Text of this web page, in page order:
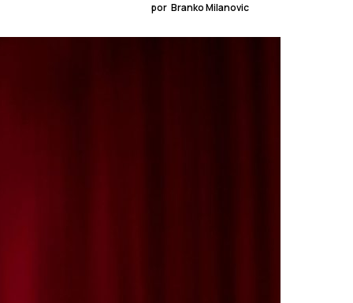
por Branko Milanovic